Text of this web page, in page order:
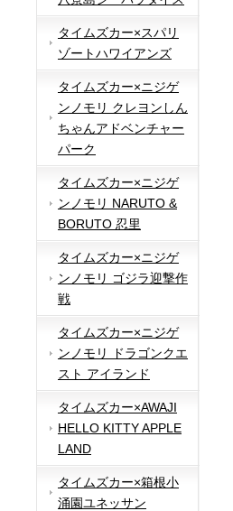
タイムズカー×スパリ
ゾートハワイアンズ
タイムズカー×ニジゲ
ンノモリ クレヨンしん
ちゃんアドベンチャー
パーク
タイムズカー×ニジゲ
ンノモリ NARUTO &
BORUTO 忍里
タイムズカー×ニジゲ
ンノモリ ゴジラ迎撃作
戦
タイムズカー×ニジゲ
ンノモリ ドラゴンクエ
スト アイランド
タイムズカー×AWAJI
HELLO KITTY APPLE
LAND
タイムズカー×箱根小
涌園ユネッサン